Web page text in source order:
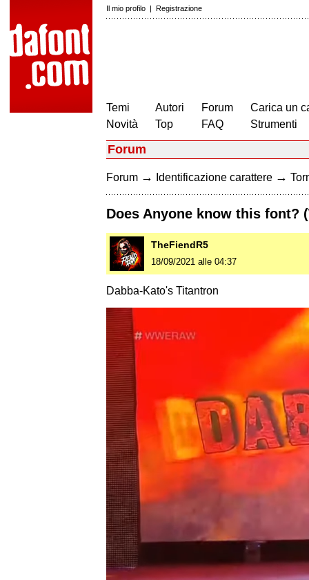
Il mio profilo | Registrazione
Temi
Novità
Autori
Top
Forum
FAQ
Carica un
Strumenti
Forum
Forum → Identificazione carattere →
Does Anyone know this font?
TheFiendR5
18/09/2021 alle 04:37
Dabba-Kato's Titantron